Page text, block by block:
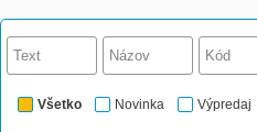
Všetko Novinka Výpredaj